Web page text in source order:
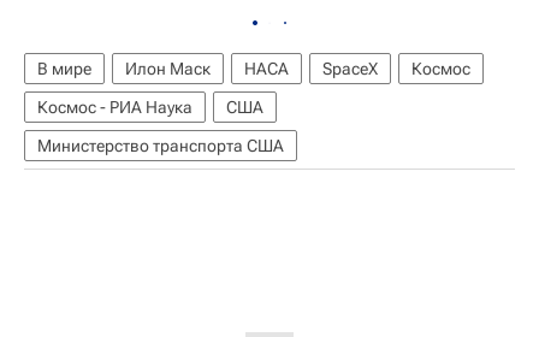
В мире Илон Маск НАСА SpaceX
Космос
Космос - РИА Наука
США
Министерство транспорта США